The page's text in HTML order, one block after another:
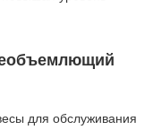
для обслуживания